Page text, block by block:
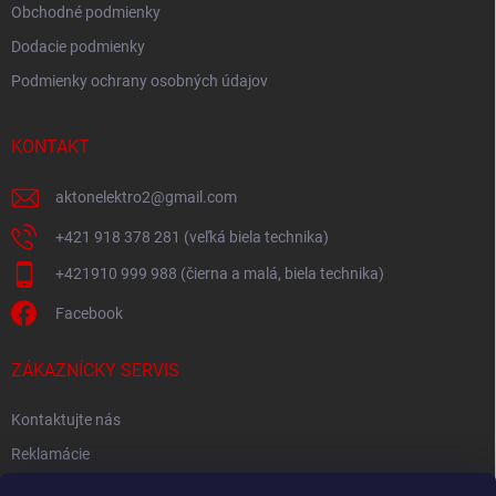
Obchodné podmienky
Dodacie podmienky
Podmienky ochrany osobných údajov
KONTAKT
aktonelektro2@gmail.com
+421 918 378 281 (veľká biela technika)
+421910 999 988 (čierna a malá, biela technika)
Facebook
ZÁKAZNÍCKY SERVIS
Kontaktujte nás
Reklamácie